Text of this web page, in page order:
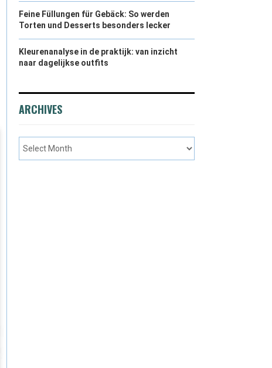
Feine Füllungen für Gebäck: So werden
Torten und Desserts besonders lecker
Kleurenanalyse in de praktijk: van inzicht
naar dagelijkse outfits
ARCHIVES